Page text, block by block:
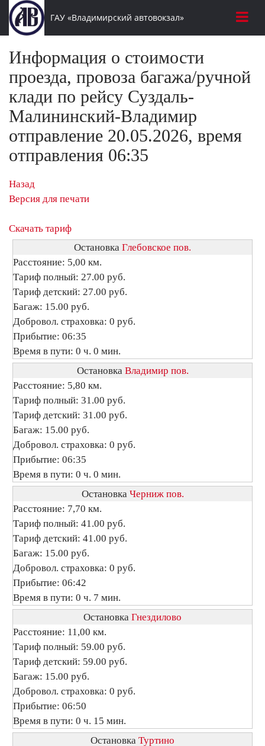
ГАУ «Владимирский автовокзал»
Информация о стоимости
проезда, провоза багажа/ручной
клади по рейсу Суздаль-
Малининский-Владимир
отправление 20.05.2026, время
отправления 06:35
Назад
Версия для печати
Скачать тариф
Остановка Глебовское пов.
Расстояние: 5,00 км.
Тариф полный: 27.00 руб.
Тариф детский: 27.00 руб.
Багаж: 15.00 руб.
Добровол. страховка: 0 руб.
Прибытие: 06:35
Время в пути: 0 ч. 0 мин.
Остановка Владимир пов.
Расстояние: 5,80 км.
Тариф полный: 31.00 руб.
Тариф детский: 31.00 руб.
Багаж: 15.00 руб.
Добровол. страховка: 0 руб.
Прибытие: 06:35
Время в пути: 0 ч. 0 мин.
Остановка Черниж пов.
Расстояние: 7,70 км.
Тариф полный: 41.00 руб.
Тариф детский: 41.00 руб.
Багаж: 15.00 руб.
Добровол. страховка: 0 руб.
Прибытие: 06:42
Время в пути: 0 ч. 7 мин.
Остановка Гнездилово
Расстояние: 11,00 км.
Тариф полный: 59.00 руб.
Тариф детский: 59.00 руб.
Багаж: 15.00 руб.
Добровол. страховка: 0 руб.
Прибытие: 06:50
Время в пути: 0 ч. 15 мин.
Остановка Туртино